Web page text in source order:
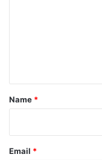
*
Name *
Email *